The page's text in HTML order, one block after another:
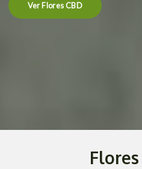
Ver Flores CBD
Flores